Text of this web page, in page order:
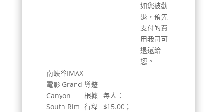
如您被勸
退，預先
支付的費
用我司可
退還給
您。
南峽谷IMAX
電影 Grand
Canyon
South Rim
導遊
根據
行程
每人：
$15.00；